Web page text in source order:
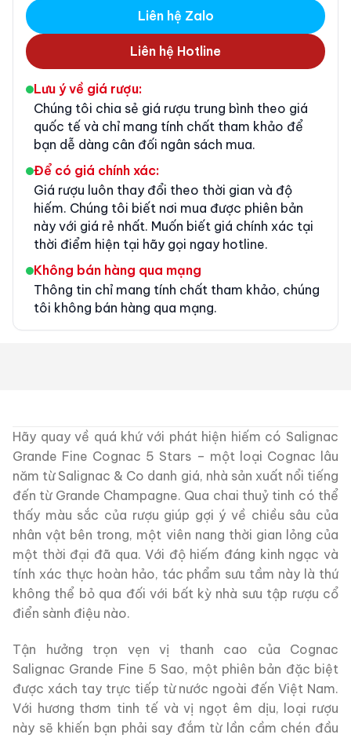
Liên hệ Zalo
Liên hệ Hotline
Lưu ý về giá rượu:
Chúng tôi chia sẻ giá rượu trung bình theo giá
quốc tế và chỉ mang tính chất tham khảo để
bạn dễ dàng cân đối ngân sách mua.
Để có giá chính xác:
Giá rượu luôn thay đổi theo thời gian và độ
hiếm. Chúng tôi biết nơi mua được phiên bản
này với giá rẻ nhất. Muốn biết giá chính xác tại
thời điểm hiện tại hãy gọi ngay hotline.
Không bán hàng qua mạng
Thông tin chỉ mang tính chất tham khảo, chúng
tôi không bán hàng qua mạng.
Hãy quay về quá khứ với phát hiện hiếm có Salignac
Grande Fine Cognac 5 Stars – một loại Cognac lâu
năm từ Salignac & Co danh giá, nhà sản xuất nổi tiếng
đến từ Grande Champagne. Qua chai thuỷ tinh có thể
thấy màu sắc của rượu giúp gợi ý về chiều sâu của
nhân vật bên trong, một viên nang thời gian lỏng của
một thời đại đã qua. Với độ hiếm đáng kinh ngạc và
tính xác thực hoàn hảo, tác phẩm sưu tầm này là thứ
không thể bỏ qua đối với bất kỳ nhà sưu tập rượu cổ
điển sành điệu nào.
Tận hưởng trọn vẹn vị thanh cao của Cognac
Salignac Grande Fine 5 Sao, một phiên bản đặc biệt
được xách tay trực tiếp từ nước ngoài đến Việt Nam.
Với hương thơm tinh tế và vị ngọt êm dịu, loại rượu
này sẽ khiến bạn phải say đắm từ lần cầm chén đầu